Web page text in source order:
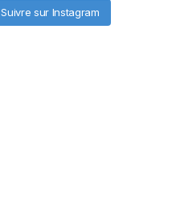
Suivre sur Instagram